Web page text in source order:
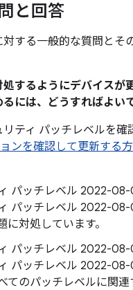
と回答
する一般的な質問とそ
するようにデバイスが
には、どうすればよい
ティ パッチレベルを確
ンを確認して更新する
パッチレベル 2022-08-
パッチレベル 2022-08-
に対処しています。
パッチレベル 2022-08-
パッチレベル 2022-
てのパッチレベルに関連